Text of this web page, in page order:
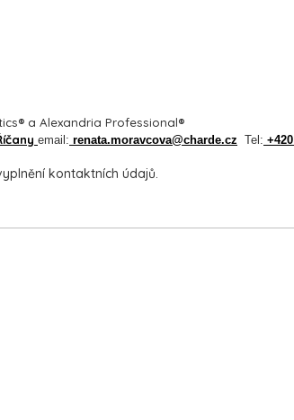
a Alexandria Professional®
email: renata.moravcova@charde.cz Tel:
kontaktních údajů.